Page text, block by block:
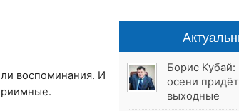
воспоминания. И
Борис
осени
выходные